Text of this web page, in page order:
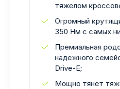
тяжелом
Огромный
350 Нм с самых
Премиальная
надежного
Drive-E;
Мощно тянет